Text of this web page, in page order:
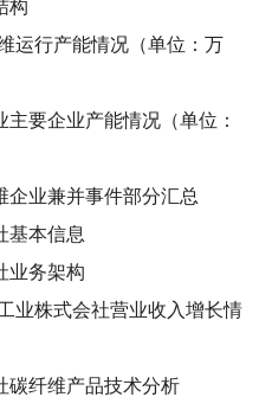
构
运行产能情况（单位：万
主要企业产能情况（单位：
企业兼并事件部分汇总
基本信息
业务架构
业株式会社营业收入增长情
碳纤维产品技术分析